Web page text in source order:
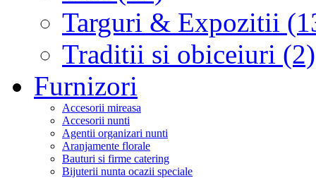
Targuri & Expozitii
Traditii si obiceiuri (2)
Furnizori
Accesorii mireasa
Accesorii nunti
Agentii organizari nunti
Aranjamente florale
Bauturi si firme catering
Bijuterii nunta ocazii speciale